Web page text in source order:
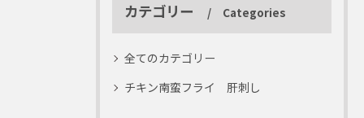
カテゴリー Categories
全てのカテゴリー
チキン南蛮フライ 肝刺し